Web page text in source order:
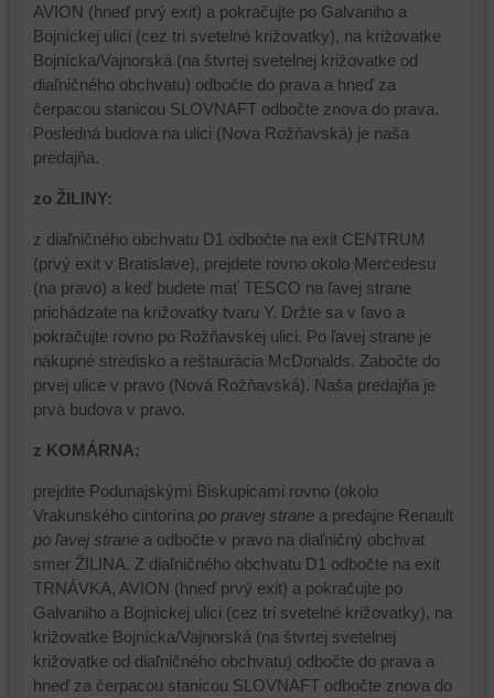
AVION (hneď prvý exit) a pokračujte po Galvaniho a
Bojníckej ulici (cez tri svetelné križovatky), na križovatke
Bojnícka/Vajnorská (na štvrtej svetelnej križovatke od
diaľničného obchvatu) odbočte do prava a hneď za
čerpacou stanicou SLOVNAFT odbočte znova do prava.
Posledná budova na ulici (Nova Rožňavská) je naša
predajňa.
zo ŽILINY:
z diaľničného obchvatu D1 odbočte na exit CENTRUM
(prvý exit v Bratislave), prejdete rovno okolo Mercedesu
(na pravo) a keď budete mať TESCO na ľavej strane
prichádzate na križovatky tvaru Y. Držte sa v ľavo a
pokračujte rovno po Rožňavskej ulici. Po ľavej strane je
nákupné stredisko a reštaurácia McDonalds. Zabočte do
prvej ulice v pravo (Nová Rožňavská). Naša predajňa je
prvá budova v pravo.
z KOMÁRNA:
prejdite Podunajskými Biskupicami rovno (okolo
Vrakunského cintorína po pravej stranea predajne Renault
po ľavej stranea odbočte v pravo na diaľničný obchvat
smer ŽILINA. Z diaľničného obchvatu D1 odbočte na exit
TRNÁVKA, AVION (hneď prvý exit) a pokračujte po
Galvaniho a Bojníckej ulici (cez tri svetelné križovatky), na
križovatke Bojnícka/Vajnorská (na štvrtej svetelnej
križovatke od diaľničného obchvatu) odbočte do prava a
hneď za čerpacou stanicou SLOVNAFT odbočte znova do